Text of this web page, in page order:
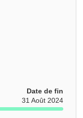
Date de fin
31 Août 2024